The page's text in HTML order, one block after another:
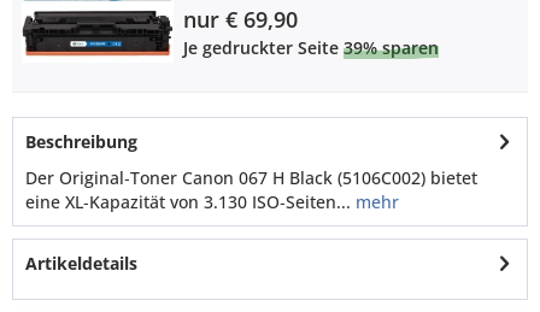
nur € 69,90
Je gedruckter Seite39% sparen
Beschreibung
Der Original‑Toner Canon 067 H Black (5106C002) bietet
eine XL‑Kapazität von 3.130 ISO‑Seiten... mehr
Artikeldetails